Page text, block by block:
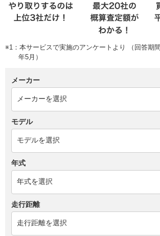
※1：本サービスで実施のアンケートより （回答期
年5月）
メーカー
モデル
年式
走行距離